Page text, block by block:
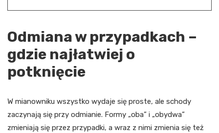
Odmiana w przypadkach –
gdzie najłatwiej o
potknięcie
W mianowniku wszystko wydaje się proste, ale schody
zaczynają się przy odmianie. Formy „oba” i „obydwa”
zmieniają się przez przypadki, a wraz z nimi zmienia się też